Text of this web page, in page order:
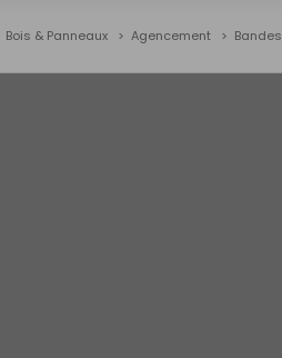
Bois & Panneaux Agencement